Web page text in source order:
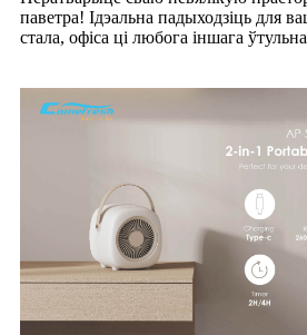
паветра! Ідэальна падыходзіць для
стала, офіса ці любога іншага